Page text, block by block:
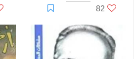
82